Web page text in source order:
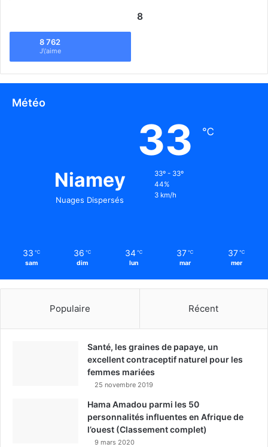
8
8 762
J\'aime
Météo
Niamey
Nuages Dispersés
33 ℃
33º - 33º
44%
3 km/h
33 ℃
sam
36 ℃
dim
34 ℃
lun
37 ℃
mar
37 ℃
mer
Populaire Récent
Santé, les graines de papaye, un
excellent contraceptif naturel pour les
femmes mariées
25 novembre 2019
Hama Amadou parmi les 50
personnalités influentes en Afrique de
l’ouest (Classement complet)
9 mars 2020